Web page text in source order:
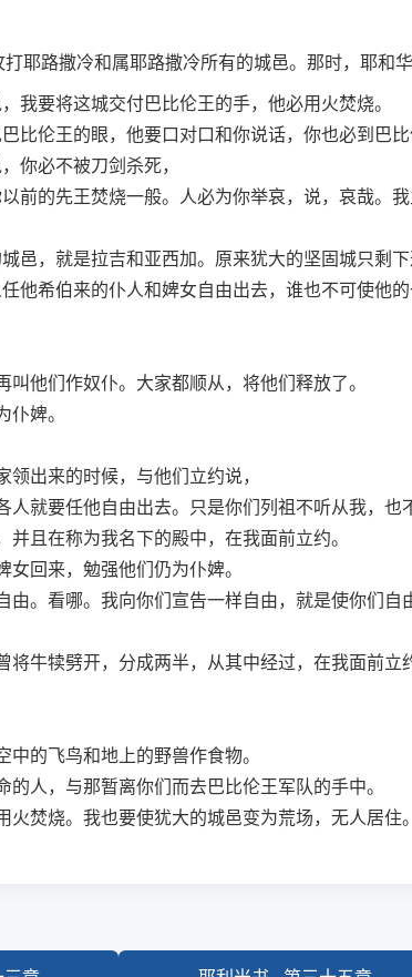
耶路撒冷和属耶路撒冷所有的城邑。那时，耶和
我要将这城交付巴比伦王的手，他必用火焚烧。
比伦王的眼，他要口对口和你说话，你也必到巴比
你必不被刀剑杀死，
前的先王焚烧一般。人必为你举哀，说，哀哉。我
邑，就是拉吉和亚西加。原来犹大的坚固城只剩下
他希伯来的仆人和婢女自由出去，谁也不可使他
他们作奴仆。大家都顺从，将他们释放了。
婢。
出来的时候，与他们立约说，
就要任他自由出去。只是你们列祖不听从我，也
且在称为我名下的殿中，在我面前立约。
回来，勉强他们仍为仆婢。
。看哪。我向你们宣告一样自由，就是使你们自
牛犊劈开，分成两半，从其中经过，在我面前
的飞鸟和地上的野兽作食物。
人，与那暂离你们而去巴比伦王军队的手中。
焚烧。我也要使犹大的城邑变为荒场，无人居住。